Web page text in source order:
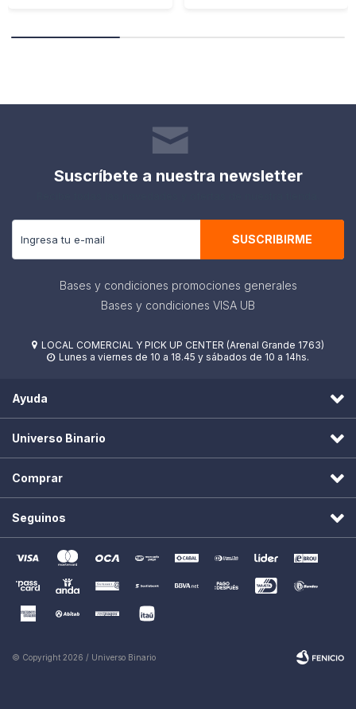
Suscríbete a nuestra newsletter
SUSCRIBIRME
Bases y condiciones promociones generales
Bases y condiciones VISA UB
 LOCAL COMERCIAL Y PICK UP CENTER (Arenal Grande 1763)
 Lunes a viernes de 10 a 18.45 y sábados de 10 a 14hs.
Ayuda
Universo Binario
Comprar
Seguinos
© Copyright 2026 / Universo Binario